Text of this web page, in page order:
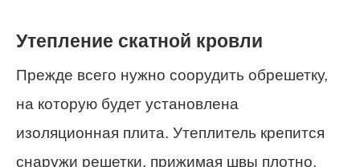
Утепление скатной кровли
Прежде всего нужно соорудить обрешетку,
на которую будет установлена ​​
изоляционная плита. Утеплитель крепится
снаружи решетки, прижимая швы плотно,